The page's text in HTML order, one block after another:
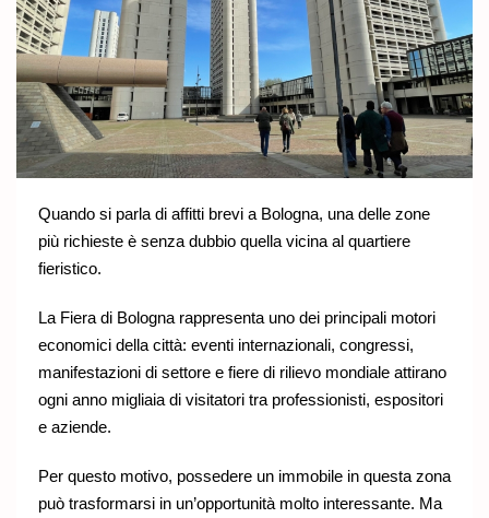
Quando si parla di affitti brevi a Bologna, una delle zone
più richieste è senza dubbio quella vicina al quartiere
fieristico.
La Fiera di Bologna rappresenta uno dei principali motori
economici della città: eventi internazionali, congressi,
manifestazioni di settore e fiere di rilievo mondiale attirano
ogni anno migliaia di visitatori tra professionisti, espositori
e aziende.
Per questo motivo, possedere un immobile in questa zona
può trasformarsi in un’opportunità molto interessante. Ma